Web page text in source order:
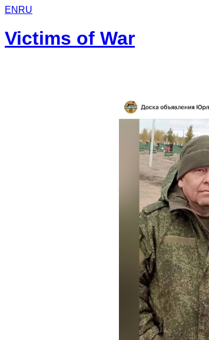
EN RU
Victims of War